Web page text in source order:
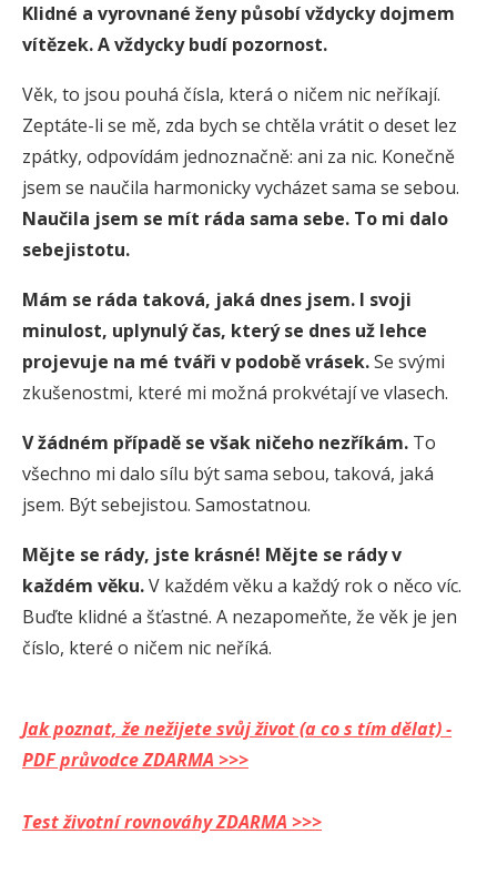
Klidné a vyrovnané ženy působí vždycky dojmem
vítězek. A vždycky budí pozornost.
Věk, to jsou pouhá čísla, která o ničem nic neříkají.
Zeptáte-li se mě, zda bych se chtěla vrátit o deset lez
zpátky, odpovídám jednoznačně: ani za nic. Konečně
jsem se naučila harmonicky vycházet sama se sebou.
Naučila jsem se mít ráda sama sebe. To mi dalo
sebejistotu.
Mám se ráda taková, jaká dnes jsem. I svoji
minulost, uplynulý čas, který se dnes už lehce
projevuje na mé tváři v podobě vrásek.Se svými
zkušenostmi, které mi možná prokvétají ve vlasech.
V žádném případě se však ničeho nezříkám. To
všechno mi dalo sílu být sama sebou, taková, jaká
jsem. Být sebejistou. Samostatnou.
Mějte se rády, jste krásné! Mějte se rády v
každém věku.V každém věku a každý rok o něco víc.
Buďte klidné a šťastné. A nezapomeňte, že věk je jen
číslo, které o ničem nic neříká.
Jak poznat, že nežijete svůj život (a co s tím dělat) -
PDF průvodce ZDARMA >>>
Test životní rovnováhy ZDARMA >>>